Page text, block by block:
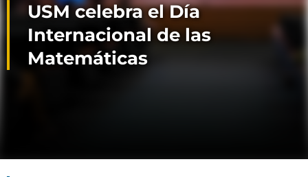
USM celebra el Día
Internacional de las
Matemáticas